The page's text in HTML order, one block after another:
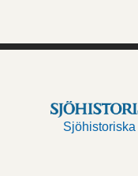
Sjöhistoriska